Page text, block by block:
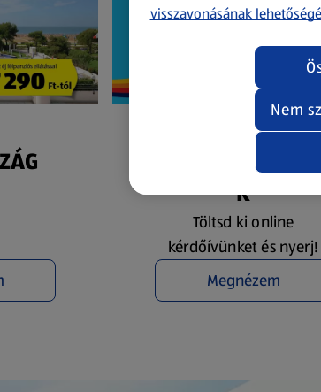
NYEREMÉNYJÁTÉ
K
Töltsd ki online
kérdőívünket és nyerj!
Megnézem
visszavonásának
Nem